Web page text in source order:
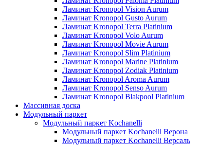
Ламинат Kronopol Vision Aurum
Ламинат Kronopol Gusto Aurum
Ламинат Kronopol Terra Platinium
Ламинат Kronopol Volo Aurum
Ламинат Kronopol Movie Aurum
Ламинат Kronopol Slim Platinium
Ламинат Kronopol Marine Platinium
Ламинат Kronopol Zodiak Platinium
Ламинат Kronopol Aroma Aurum
Ламинат Kronopol Senso Aurum
Ламинат Kronopol Blakpool Platinium
Массивная доска
Модульный паркет
Модульный паркет Kochanelli
Модульный паркет Kochanelli Верона
Модульный паркет Kochanelli Версаль